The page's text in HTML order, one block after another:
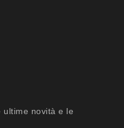
ultime novità e le